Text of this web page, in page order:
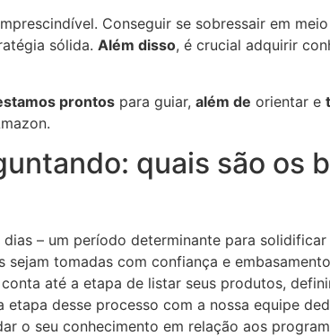
Conseguir se sobressair em
sólida. Além disso, é crucial adquirir
prontos para guiar, além de orientar e
quais são os
– um período determinante para
tomadas com confiança e
até a etapa de listar seus produtos,
desse processo com a nossa equipe
o seu conhecimento em relação aos